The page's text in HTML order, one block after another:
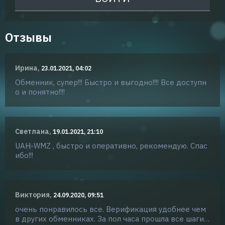
Отзывы
Ирина, 23.01.2021, 04:02
Обменник, супер!!! Быстро и выгодно!!!! Все доступн
о и понятно!!!!
Светлана, 19.01.2021, 21:10
UAH-WMZ , быстро и оперативно, рекомендую. Спас
ибо!!!
Виктория, 24.09.2020, 09:51
очень понравилось все. Верификация удобнее чем
в других обменниках. За пол часа прошла все шаги…